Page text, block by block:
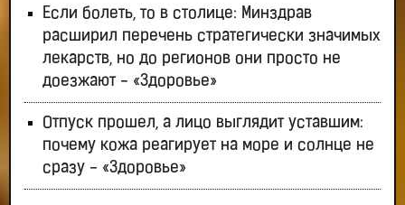
Если болеть, то в столице: Минздрав
расширил перечень стратегически значимых
лекарств, но до регионов они просто не
доезжают - «Здоровье»
Отпуск прошел, а лицо выглядит уставшим:
почему кожа реагирует на море и солнце не
сразу - «Здоровье»